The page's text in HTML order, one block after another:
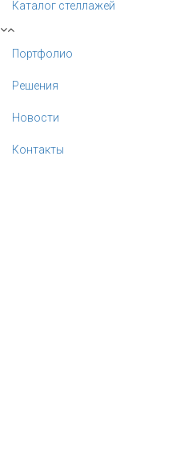
Каталог стеллажей
Портфолио
Решения
Новости
Контакты